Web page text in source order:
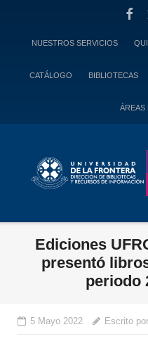
NUESTROS SERVICIOS
CATÁLOGO BIBLIOTECAS
ÁREAS
Ediciones
presentó
periodo
5 Mayo 2022 Escrito